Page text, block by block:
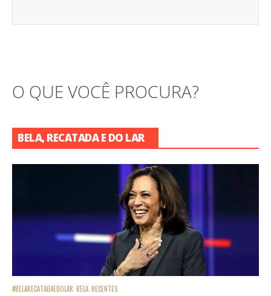
O QUE VOCÊ PROCURA?
BELA, RECATADA E DO LAR
#BELARECATADAEDOLAR BELA RECENTES